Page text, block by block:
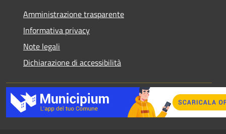
Amministrazione trasparente
Informativa privacy
Note legali
Dichiarazione di accessibilità